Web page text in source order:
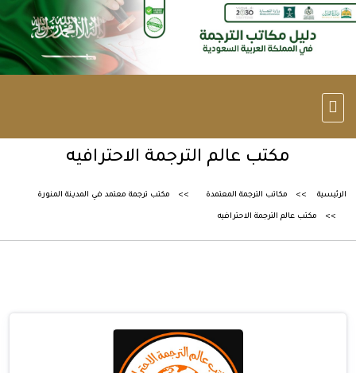
مكتب عالم الترجمة الاحترافيه
الرئيسية مكاتب الترجمة المعتمدة مكتب ترجمة معتمد في المدينة المنورة
مكتب عالم الترجمة الاحترافيه